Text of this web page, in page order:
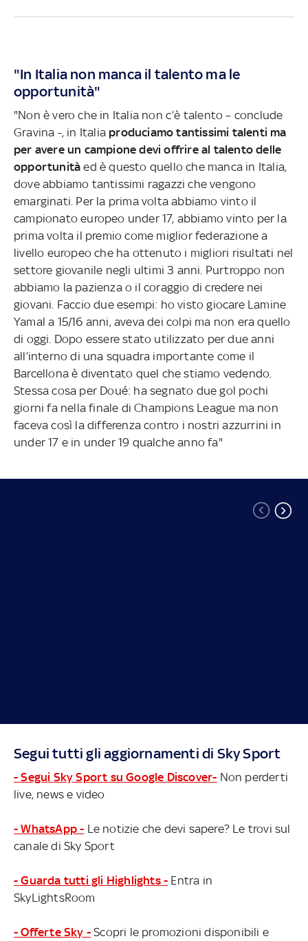
"In Italia non manca il talento ma le
opportunità"
"Non è vero che in Italia non c’è talento – conclude
Gravina -, in Italia produciamo tantissimi talenti ma
per avere un campione devi offrire al talento delle
opportunità ed è questo quello che manca in Italia,
dove abbiamo tantissimi ragazzi che vengono
emarginati. Per la prima volta abbiamo vinto il
campionato europeo under 17, abbiamo vinto per la
prima volta il premio come miglior federazione a
livello europeo che ha ottenuto i migliori risultati nel
settore giovanile negli ultimi 3 anni. Purtroppo non
abbiamo la pazienza o il coraggio di credere nei
giovani. Faccio due esempi: ho visto giocare Lamine
Yamal a 15/16 anni, aveva dei colpi ma non era quello
di oggi. Dopo essere stato utilizzato per due anni
all’interno di una squadra importante come il
Barcellona è diventato quel che stiamo vedendo.
Stessa cosa per Doué: ha segnato due gol pochi
giorni fa nella finale di Champions League ma non
faceva così la differenza contro i nostri azzurrini in
under 17 e in under 19 qualche anno fa"
Segui tutti gli aggiornamenti di Sky Sport
- Segui Sky Sport su Google Discover- Non perderti
live, news e video
- WhatsApp - Le notizie che devi sapere? Le trovi sul
canale di Sky Sport
- Guarda tutti gli Highlights - Entra in
SkyLightsRoom
- Offerte Sky - Scopri le promozioni disponibili e